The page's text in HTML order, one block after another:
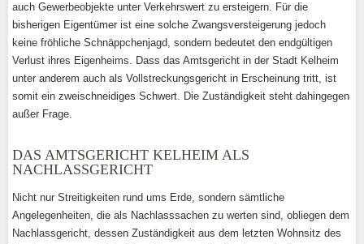
auch Gewerbeobjekte unter Verkehrswert zu ersteigern. Für die
bisherigen Eigentümer ist eine solche Zwangsversteigerung jedoch
keine fröhliche Schnäppchenjagd, sondern bedeutet den endgültigen
Verlust ihres Eigenheims. Dass das Amtsgericht in der Stadt Kelheim
unter anderem auch als Vollstreckungsgericht in Erscheinung tritt, ist
somit ein zweischneidiges Schwert. Die Zuständigkeit steht dahingegen
außer Frage.
DAS AMTSGERICHT KELHEIM ALS
NACHLASSGERICHT
Nicht nur Streitigkeiten rund ums Erde, sondern sämtliche
Angelegenheiten, die als Nachlasssachen zu werten sind, obliegen dem
Nachlassgericht, dessen Zuständigkeit aus dem letzten Wohnsitz des